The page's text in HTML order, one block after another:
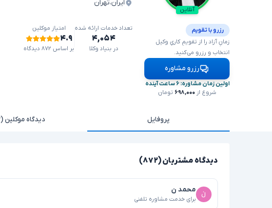
آنلاین
ایران،تهران
تعداد خدمات ارائه شده
۴,۰۵۴
در بنیاد وکلا
امتیاز موکلین
۴.۹
بر اساس ۸۷۲ دیدگاه
رزرو با تقویم
زمانِ آزاد را از تقویمِ کاریِ وکیل
انتخاب و رزرو می‌کنید.
رزرو مشاوره
اولین زمان مشاوره: ۶ ساعت آینده
شروع از۶۹۸,۰۰۰ تومان
پروفایل دیدگاه موکلین (۸۷۲)
دیدگاه مشتریان (۸۷۲)
محمد ن
برای خدمت مشاوره تلفنی